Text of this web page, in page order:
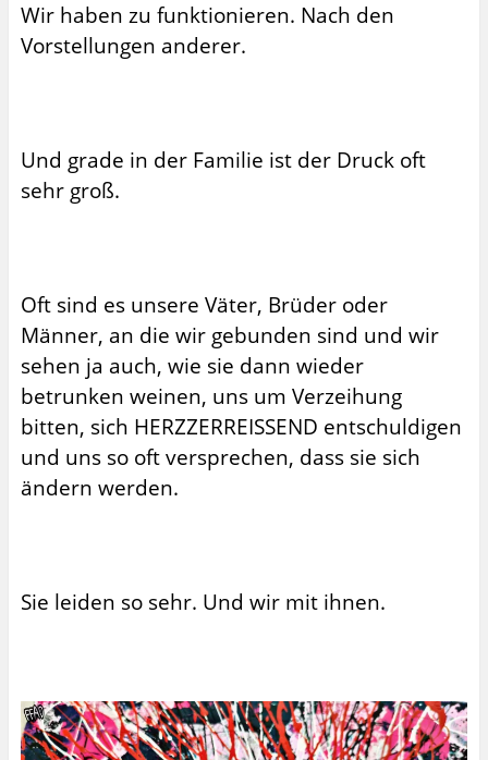
Wir haben zu funktionieren. Nach den
Vorstellungen anderer.
Und grade in der Familie ist der Druck oft
sehr groß.
Oft sind es unsere Väter, Brüder oder
Männer, an die wir gebunden sind und wir
sehen ja auch, wie sie dann wieder
betrunken weinen, uns um Verzeihung
bitten, sich HERZZERREISSEND entschuldigen
und uns so oft versprechen, dass sie sich
ändern werden.
Sie leiden so sehr. Und wir mit ihnen.